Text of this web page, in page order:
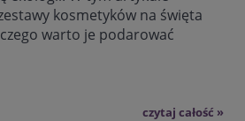
kosmetyków na święta
warto je podarować
czytaj całość »